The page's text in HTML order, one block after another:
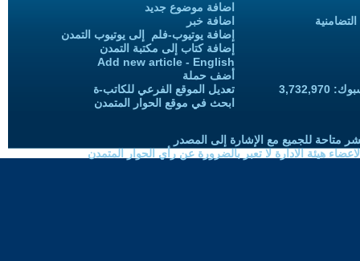
اضافة موضوع جديد
اضافة خبر
إضافة يوتيوب-فلم إلى يوتيوب التمدن
إضافة كتاب إلى مكتبة التمدن
Add new article - English
أضف حملة
تعديل الموقع الفرعي للكاتب-ة
ابحث في موقع الحوار المتمدن
متاحة للجميع مع الإشارة إلى المصدر
هيئة الادارة لا تعبر بالضرورة عن رأي الحوار المتمدن